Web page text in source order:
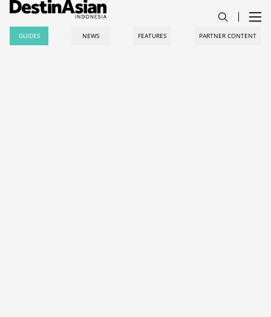
GUIDES NEWS FEATURES PARTNER CONTENT